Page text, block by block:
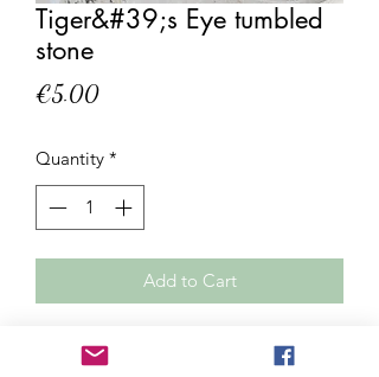
Tiger&#39;s Eye tumbled
stone
€5.00Price
Quantity *
Add to Cart
It is a stone of protection, a shield. It